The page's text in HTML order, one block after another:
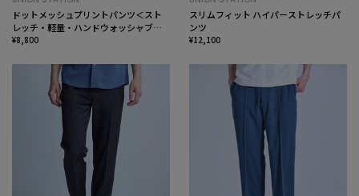
ドットメッシュプリントパンツ＜スト
レッチ・軽量・ハンドウォッシャブ
ル・通気性＞
¥8,800
スリムフィット ハイパーストレッチパ
ンツ
¥12,100